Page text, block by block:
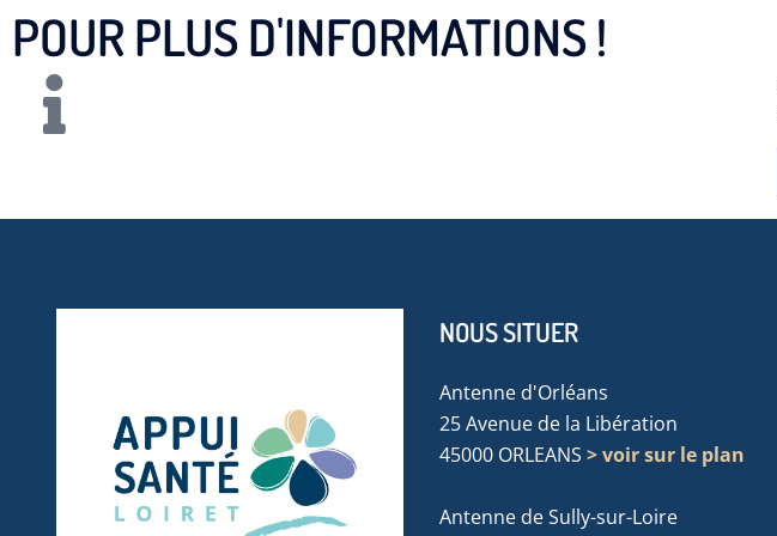
POUR PLUS D'INFORMATIONS !
NOUS SITUER
Antenne d'Orléans
25 Avenue de la Libération
45000 ORLEANS > voir sur le plan
Antenne de Sully-sur-Loire